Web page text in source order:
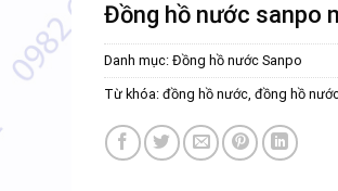
Đồng hồ nước sanpo
Danh mục: Đồng hồ nước Sanpo
Từ khóa: đồng hồ nước, đồng hồ